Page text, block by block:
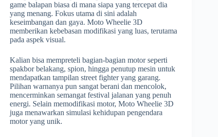
game balapan biasa di mana siapa yang tercepat dia
yang menang. Fokus utama di sini adalah
keseimbangan dan gaya. Moto Wheelie 3D
memberikan kebebasan modifikasi yang luas, terutama
pada aspek visual.
Kalian bisa mempreteli bagian-bagian motor seperti
spakbor belakang, spion, hingga penutup mesin untuk
mendapatkan tampilan street fighter yang garang.
Pilihan warnanya pun sangat berani dan mencolok,
mencerminkan semangat festival jalanan yang penuh
energi. Selain memodifikasi motor, Moto Wheelie 3D
juga menawarkan simulasi kehidupan pengendara
motor yang unik.